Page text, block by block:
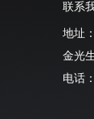
联系
地址
金光
电话